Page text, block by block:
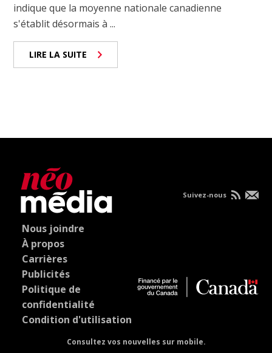
indique que la moyenne nationale canadienne
s'établit désormais à ...
LIRE LA SUITE
Nous joindre
À propos
Carrières
Publicités
Politique de
confidentialité
Condition d'utilisation
Consultez vos nouvelles sur mobile.
Suivez-nous